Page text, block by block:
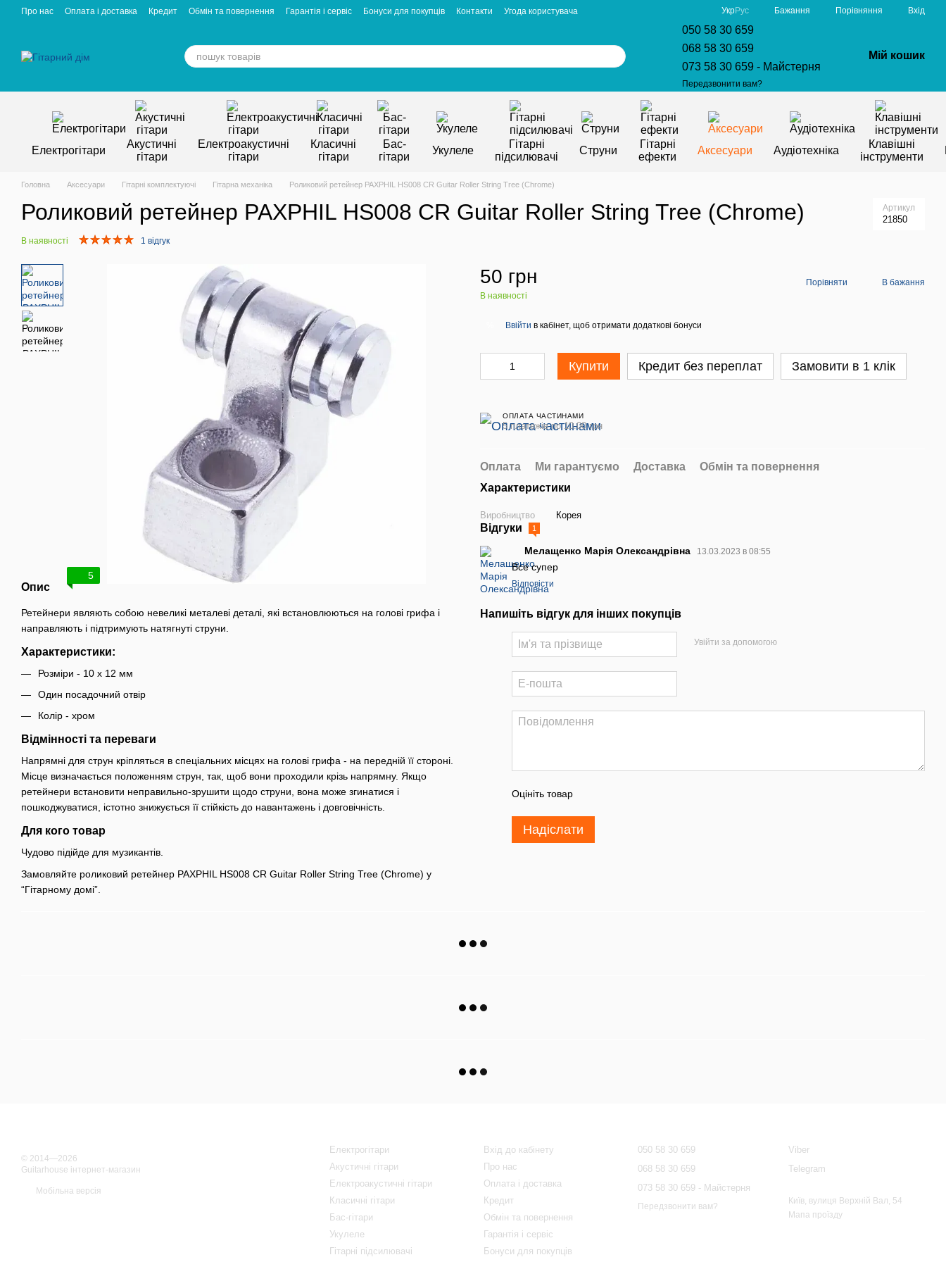
Перейти к основному контенту
Про нас Оплата і доставка Кредит Обмін та повернення Гарантія і сервіс Бонуси для покупців Контакти
Угода користувача
УкрРус Бажання Порівняння Вхід
050 58 30 659
068 58 30 659
073 58 30 659 - Майстерня
Передзвонити вам?
Мій кошик
Електрогітари
Акустичні
гітари
Електроакустичні
гітари
Класичні
гітари
Бас-
гітари
Укулеле
Гітарні
підсилювачі
Струни
Гітарні
ефекти
Аксесуари Аудіотехніка
Клавішні
інструменти
Головна Аксесуари Гітарні комплектуючі Гітарна механіка Роликовий ретейнер PAXPHIL HS008 CR Guitar Roller String Tree (Chrome)
Роликовий ретейнер PAXPHIL HS008 CR Guitar Roller String Tree (Chrome) Артикул
21850
В наявності 1 відгук
5
Опис
Ретейнери являють собою невеликі металеві деталі, які встановлюються на голові грифа і
направляють і підтримують натягнуті струни.
Характеристики:
Розміри - 10 х 12 мм
Один посадочний отвір
Колір - хром
Відмінності та переваги
Напрямні для струн кріпляться в спеціальних місцях на голові грифа - на передній її стороні.
Місце визначається положенням струн, так, щоб вони проходили крізь напрямну. Якщо
ретейнери встановити неправильно-зрушити щодо струни, вона може згинатися і
пошкоджуватися, істотно знижується її стійкість до навантажень і довговічність.
Для кого товар
Чудово підійде для музикантів.
Замовляйте роликовий ретейнер PAXPHIL HS008 CR Guitar Roller String Tree (Chrome) у
“Гітарному домі”.
50 грн
В наявності
Порівняти В бажання
Ввійти в кабінет, щоб отримати додаткові бонуси
Купити Кредит без переплат Замовити в 1 клік
ОПЛАТА ЧАСТИНАМИ
5 платежів по 10.00 грн
Оплата Ми гарантуємо Доставка
Обмін та повернення
Характеристики
Виробництво Корея
Відгуки 1
Мелащенко Марія Олександрівна 13.03.2023 в 08:55
Все супер
Відповісти
Напишіть відгук для інших покупців
Увійти за допомогою
Оцініть товар
Надіслати
© 2014—2026
Guitarhouse інтернет-магазин
Мобільна версія
Електрогітари
Акустичні гітари
Електроакустичні гітари
Класичні гітари
Бас-гітари
Укулеле
Гітарні підсилювачі
Вхід до кабінету
Про нас
Оплата і доставка
Кредит
Обмін та повернення
Гарантія і сервіс
Бонуси для покупців
050 58 30 659
068 58 30 659
073 58 30 659 - Майстерня
Передзвонити вам?
Viber
Telegram
Київ, вулиця Верхній Вал, 54
Мапа проїзду